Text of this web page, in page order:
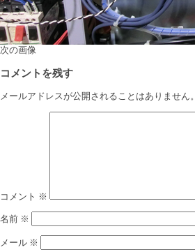
次の画像
コメントを残す
メールアドレスが公開されることはありません。
コメント ※
名前 ※
メール ※